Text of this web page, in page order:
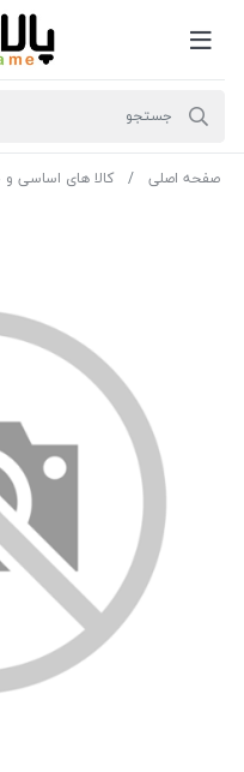
صفحه اصلی کالا های اساسی و